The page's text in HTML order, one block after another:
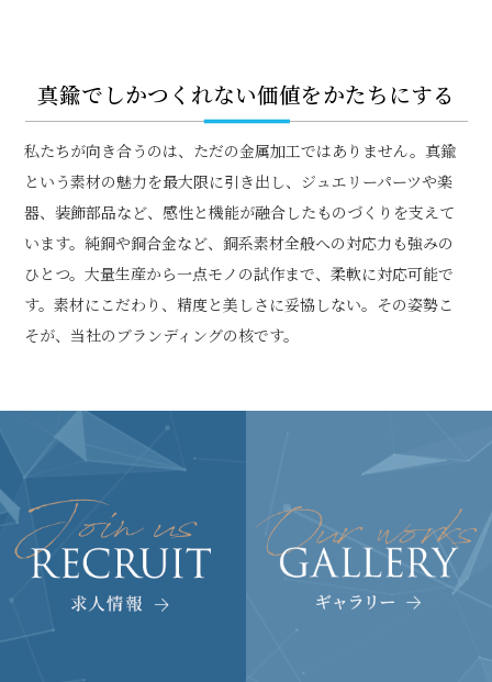
真鍮でしかつくれない価値をかたちにする
私たちが向き合うのは、ただの金属加工ではありません。真鍮
という素材の魅力を最大限に引き出し、ジュエリーパーツや楽
器、装飾部品など、感性と機能が融合したものづくりを支えて
います。純銅や銅合金など、銅系素材全般への対応力も強みの
ひとつ。大量生産から一点モノの試作まで、柔軟に対応可能で
す。素材にこだわり、精度と美しさに妥協しない。その姿勢こ
そが、当社のブランディングの核です。